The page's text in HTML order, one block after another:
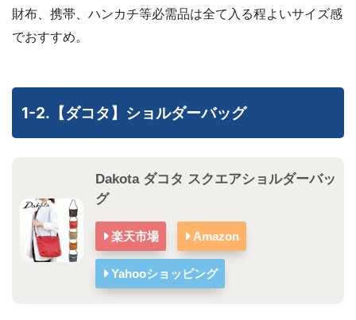
財布、携帯、ハンカチ等必需品は全て入る程よいサイズ感
でおすすめ。
1-2.【ダコタ】ショルダーバッグ
Dakota ダコタ スクエアショルダーバッ
グ
楽天市場 Amazon
Yahooショッピング